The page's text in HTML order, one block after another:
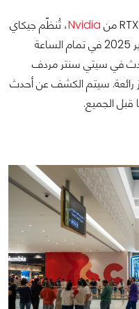
Nvidia، تُنظّم جيكاي
حدثًا مميزًا غدًا الخميس الموافق 30 يناير 2025 في تمام الساعة
في سيتي سنتر مردف
رائعة. سيتم الكشف عن أحدث
قبل الجميع.